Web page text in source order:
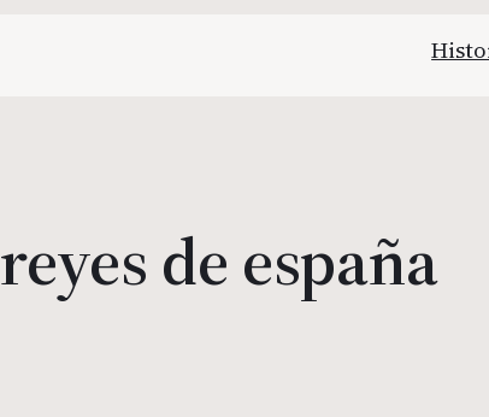
reyes de españa